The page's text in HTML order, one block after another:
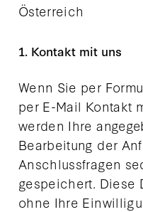
Österreich
1. Kontakt mit uns
Wenn Sie per
per E-Mail Kontakt
werden Ihre
Bearbeitung der
Anschlussfragen
gespeichert. Diese
ohne Ihre